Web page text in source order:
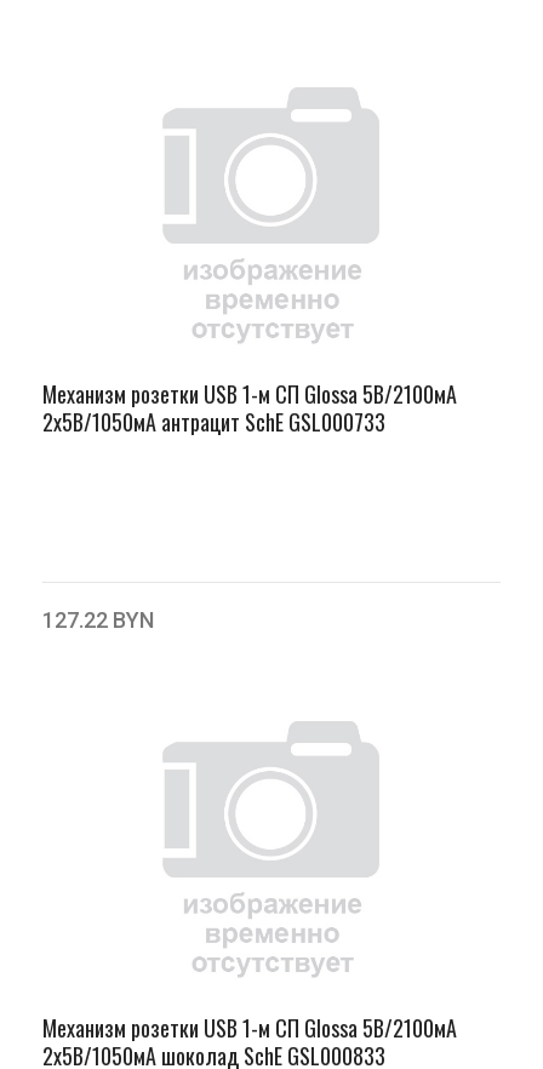
Механизм розетки USB 1-м СП Glossa 5В/2100мА
2х5В/1050мА антрацит SchE GSL000733
127.22 BYN
Механизм розетки USB 1-м СП Glossa 5В/2100мА
2х5В/1050мА шоколад SchE GSL000833